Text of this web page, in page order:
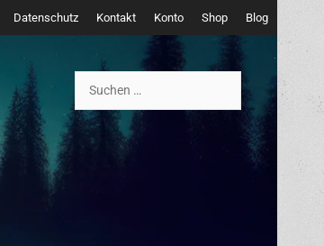
Datenschutz Kontakt Konto Shop Blog
nach: